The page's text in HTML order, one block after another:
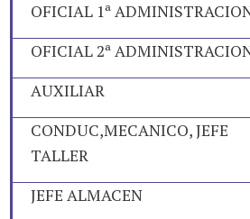
OFICIAL 1ª
OFICIAL 2ª
AUXILIAR
CONDUC,MECANICO, JEFE
TALLER
JEFE ALMACEN